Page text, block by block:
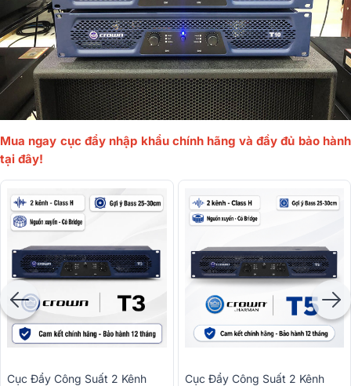
Mua ngay cục đẩy nhập khẩu chính hãng và đầy đủ bảo hành
tại đây!
Cục Đẩy Công Suất 2 Kênh
Cục Đẩy Công Suất 2 Kênh